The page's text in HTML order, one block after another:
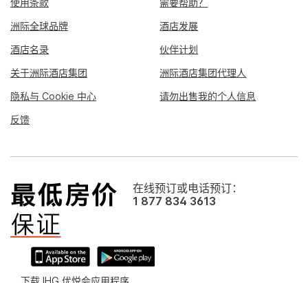
使用条款
需要帮助？
洲际全球品牌
酒店发展
酒店名录
伙伴计划
关于洲际酒店集团
洲际酒店集团代理人
隐私与 Cookie 中心
请勿出售我的个人信息
反馈
在线预订或电话预订：
1 877 834 3613